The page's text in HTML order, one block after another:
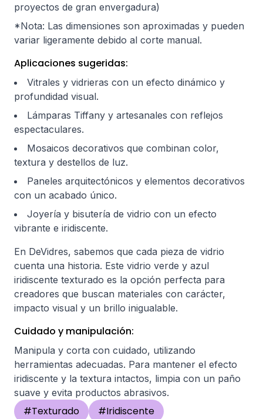
proyectos de gran envergadura)
*Nota: Las dimensiones son aproximadas y pueden
variar ligeramente debido al corte manual.
Aplicaciones sugeridas:
Vitrales y vidrieras con un efecto dinámico y
profundidad visual.
Lámparas Tiffany y artesanales con reflejos
espectaculares.
Mosaicos decorativos que combinan color,
textura y destellos de luz.
Paneles arquitectónicos y elementos decorativos
con un acabado único.
Joyería y bisutería de vidrio con un efecto
vibrante e iridiscente.
En DeVidres, sabemos que cada pieza de vidrio
cuenta una historia. Este vidrio verde y azul
iridiscente texturado es la opción perfecta para
creadores que buscan materiales con carácter,
impacto visual y un brillo inigualable.
Cuidado y manipulación:
Manipula y corta con cuidado, utilizando
herramientas adecuadas. Para mantener el efecto
iridiscente y la textura intactos, limpia con un paño
suave y evita productos abrasivos.
#Texturado #Iridiscente